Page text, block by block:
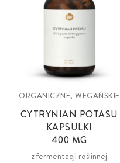
ORGANICZNE, WEGAŃSKIE
CYTRYNIAN POTASU
KAPSUŁKI
400 MG
z fermentacji roślinnej